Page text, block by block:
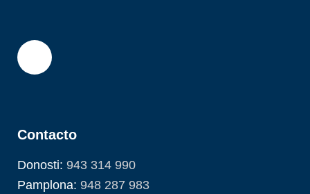
Contacto
Donosti: 943 314 990
Pamplona: 948 287 983